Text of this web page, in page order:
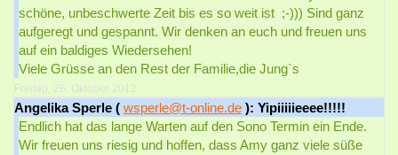
schöne, unbeschwerte Zeit bis es so weit ist ;-))) Sind ganz
aufgeregt und gespannt. Wir denken an euch und freuen uns
auf ein baldiges Wiedersehen!
Viele Grüsse an den Rest der Familie,die Jung`s
Freitag, 26. Oktober 2012
Angelika Sperle ( wsperle@t-online.de ): Yipiiiiieeee!!!!!
Endlich hat das lange Warten auf den Sono Termin ein Ende.
Wir freuen uns riesig und hoffen, dass Amy ganz viele süße